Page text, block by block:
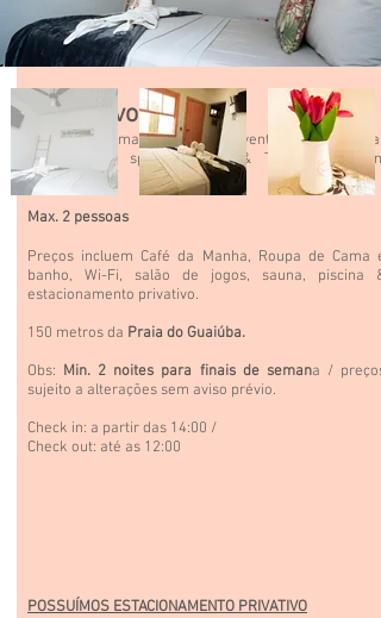
Descritivo
Suíte com cama casal padrão, ventilador de teto, ar
condicionado split, frigobar & TV Smart. (Mini
varanda)
Max. 2 pessoas
Preços incluem Café da Manha, Roupa de Cama e
banho, Wi-Fi, salão de jogos, sauna, piscina &
estacionamento privativo.
150 metros da Praia do Guaiúba.
Obs: Min. 2 noites para finais de semana / preços
sujeito a alterações sem aviso prévio.
Check in: a partir das 14:00 /
Check out: até as 12:00
POSSUÍMOS ESTACIONAMENTO PRIVATIVO